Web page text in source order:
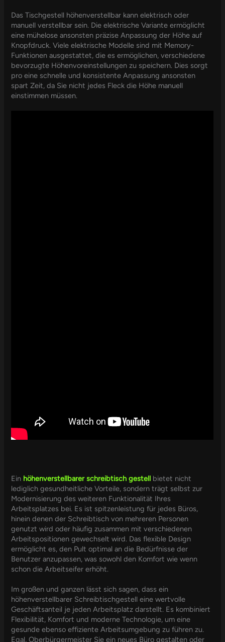
Das Tischgestell höhenverstellbar kann elektrisch oder
manuell verstellbar sein. Die elektrische Variante ermöglicht
eine mühelose ansonsten präzise Anpassung der Höhe auf
Knopfdruck. Viele elektrische Modelle sind mit Memory-
Funktionen ausgestattet, die es ermöglichen, verschiedene
bevorzugte Höhenvoreinstellungen zu speichern. Dies sorgt
pro eine schnelle und konsistente Anpassung ansonsten
spart Zeit, da Sie nicht jedes Fleck die Höhe manuell
einstimmen müssen.
Ein höhenverstellbarer schreibtisch gestell bietet nicht
lediglich gesundheitliche Vorteile, sondern trägt selbst zur
Modernisierung des weiteren Funktionalität Ihres
Arbeitsplatzes bei. Es ist spitzenleistung für jedes Büros,
hinein denen der Schreibtisch von mehreren Personen
genutzt wird oder häufig zusammen mit verschiedenen
Arbeitspositionen gewechselt wird. Das flexible Design
ermöglicht es, den Pult optimal an die Bedürfnisse der
Benutzer anzupassen, was sowohl den Komfort wie wenn
schon die Arbeitseifer erhöht.
Im großen und ganzen lässt sich sagen, dass ein
höhenverstellbarer Schreibtischgestell eine wertvolle
Geschäftsanteil je jeden Arbeitsplatz darstellt. Es kombiniert
Flexibilität, Komfort und moderne Technologie, um eine
gesunde ebenso effiziente Arbeitsumgebung zu führen zu.
Egal, Oberbürgermeister Sie ein neues Büro gestalten oder